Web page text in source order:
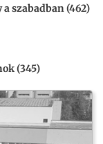
szabadban (462)
(345)